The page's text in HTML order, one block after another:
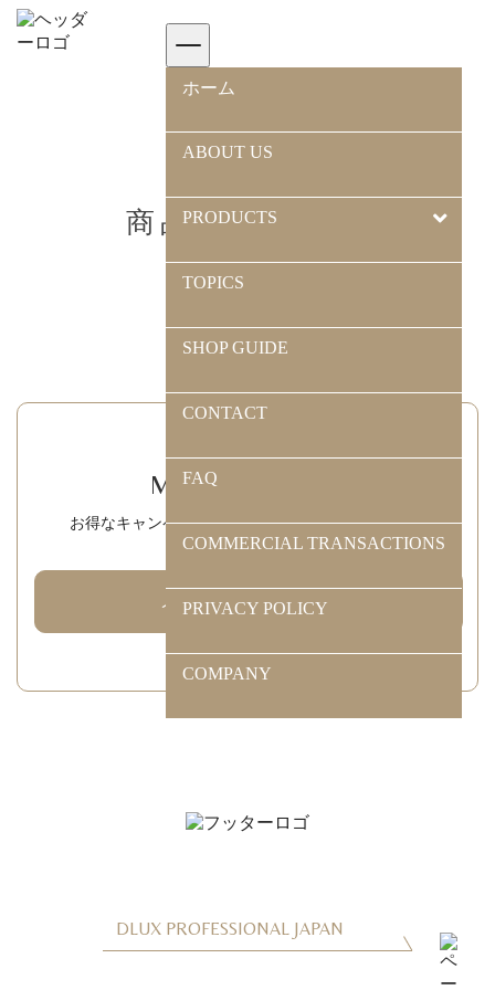
ホーム
ABOUT US
PRODUCTS
TOPICS
SHOP GUIDE
CONTACT
FAQ
COMMERCIAL TRANSACTIONS
PRIVACY POLICY
COMPANY
検 索
>
商品カテゴリー
MAIL MAGAZINE
お得なキャンペーンや新製品の情報をお届けします
メルマガ登録はこちら
DLUX PROFESSIONAL JAPAN